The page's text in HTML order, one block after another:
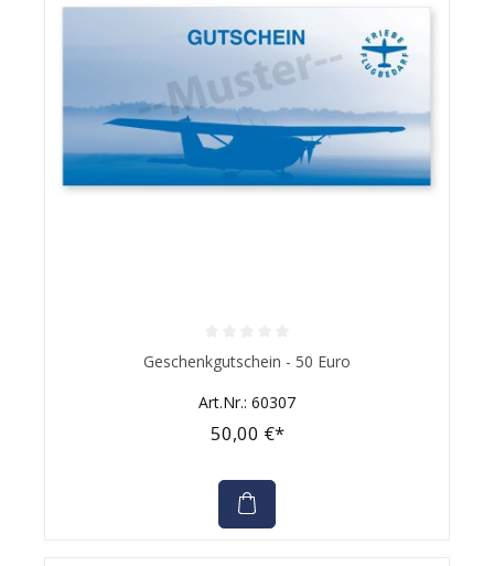
Durchschnittliche Bewertung von 0 von 5 Sternen
Geschenkgutschein - 50 Euro
Art.Nr.: 60307
50,00 €*